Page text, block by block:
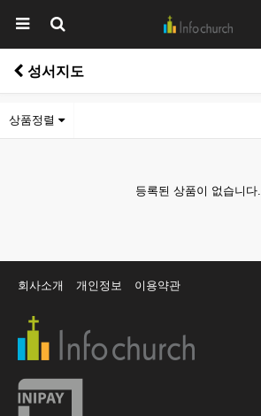
성서지도
상품정렬
등록된 상품이 없습니다.
회사소개 개인정보 이용약관